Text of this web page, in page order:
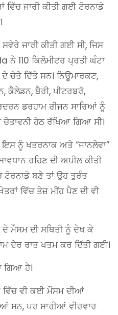
ਜਾਰੀ ਕੀਤੀ ਗਈ ਟੋਰਨਾਡੋ
ਜਾਰੀ ਕੀਤੀ ਗਈ ਸੀ, ਜਿਸ
110 ਕਿਲੋਮੀਟਰ ਪ੍ਰਤੀ ਘੰਟਾ
ਚੇਤੇ ਦਿੱਤੇ ਸਨ। ਨਿਊਮਾਰਕਟ,
ਕੈਲੇਡਨ, ਬੈਰੀ, ਪੀਟਰਬਰੋ,
ਡਰਹਾਮ ਰੀਜਨ ਸਾਰਿਆਂ ਨੂੰ
ਚੇਤਾਵਨੀ ਹੇਠ ਰੱਖਿਆ ਗਿਆ ਸੀ।
ਨੂੰ ਖਤਰਨਾਕ ਅਤੇ “ਜਾਨਲੇਵਾ”
ਰਹਿਣ ਦੀ ਅਪੀਲ ਕੀਤੀ
ਟੋਰਨਾਡੋ ਬਣੇ ਤਾਂ ਉਹ ਤੁਰੰਤ
ਵਿੱਚ ਤੇਜ਼ ਮੀਂਹ ਪੈਣ ਦੀ ਵੀ
ਮੌਸਮ ਦੀ ਸਥਿਤੀ ਨੂੰ ਦੇਖ ਕੇ
ਦੇਰ ਰਾਤ ਖਤਮ ਕਰ ਦਿੱਤੀ ਗਈ।
ਗਿਆ ਹੈ।
ਵਿੱਚ ਵੀ ਕਈ ਮੌਸਮ ਦੀਆਂ
ਸਨ, ਪਰ ਸਾਰੀਆਂ ਵੀਰਵਾਰ